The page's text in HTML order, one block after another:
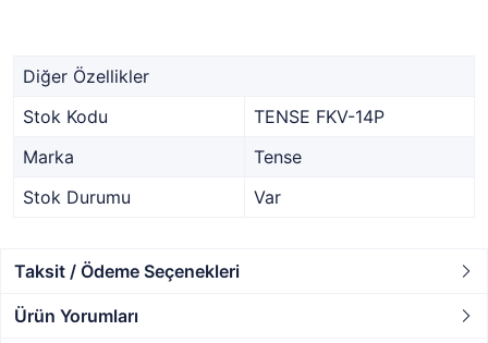
Diğer Özellikler
Stok Kodu
TENSE FKV-14P
Marka
Tense
Stok Durumu
Var
Taksit / Ödeme Seçenekleri
Ürün Yorumları